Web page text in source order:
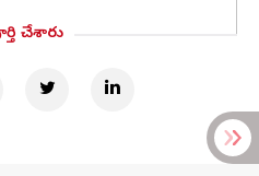
చేశారు